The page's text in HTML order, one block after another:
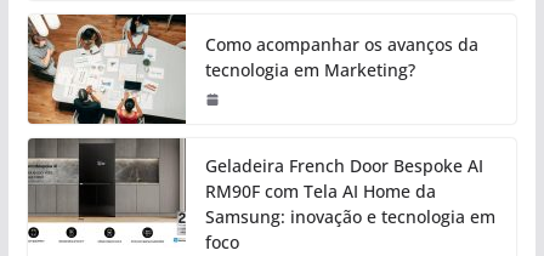
Como acompanhar os avanços da
tecnologia em Marketing?
Geladeira French Door Bespoke AI
RM90F com Tela AI Home da
Samsung: inovação e tecnologia em
foco